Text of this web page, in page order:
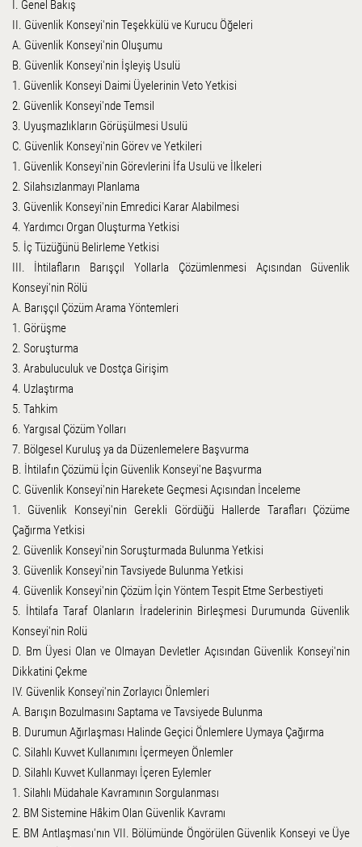
I. Genel Bakış
II. Güvenlik Konseyi'nin Teşekkülü ve Kurucu Öğeleri
A. Güvenlik Konseyi'nin Oluşumu
B. Güvenlik Konseyi'nin İşleyiş Usulü
1. Güvenlik Konseyi Daimi Üyelerinin Veto Yetkisi
2. Güvenlik Konseyi'nde Temsil
3. Uyuşmazlıkların Görüşülmesi Usulü
C. Güvenlik Konseyi'nin Görev ve Yetkileri
1. Güvenlik Konseyi'nin Görevlerini İfa Usulü ve İlkeleri
2. Silahsızlanmayı Planlama
3. Güvenlik Konseyi'nin Emredici Karar Alabilmesi
4. Yardımcı Organ Oluşturma Yetkisi
5. İç Tüzüğünü Belirleme Yetkisi
III. İhtilafların Barışçıl Yollarla Çözümlenmesi Açısından Güvenlik
Konseyi'nin Rölü
A. Barışçıl Çözüm Arama Yöntemleri
1. Görüşme
2. Soruşturma
3. Arabuluculuk ve Dostça Girişim
4. Uzlaştırma
5. Tahkim
6. Yargısal Çözüm Yolları
7. Bölgesel Kuruluş ya da Düzenlemelere Başvurma
B. İhtilafın Çözümü İçin Güvenlik Konseyi'ne Başvurma
C. Güvenlik Konseyi'nin Harekete Geçmesi Açısından İnceleme
1. Güvenlik Konseyi'nin Gerekli Gördüğü Hallerde Tarafları Çözüme
Çağırma Yetkisi
2. Güvenlik Konseyi'nin Soruşturmada Bulunma Yetkisi
3. Güvenlik Konseyi'nin Tavsiyede Bulunma Yetkisi
4. Güvenlik Konseyi'nin Çözüm İçin Yöntem Tespit Etme Serbestiyeti
5. İhtilafa Taraf Olanların İradelerinin Birleşmesi Durumunda Güvenlik
Konseyi'nin Rolü
D. Bm Üyesi Olan ve Olmayan Devletler Açısından Güvenlik Konseyi'nin
Dikkatini Çekme
IV. Güvenlik Konseyi'nin Zorlayıcı Önlemleri
A. Barışın Bozulmasını Saptama ve Tavsiyede Bulunma
B. Durumun Ağırlaşması Halinde Geçici Önlemlere Uymaya Çağırma
C. Silahlı Kuvvet Kullanımını İçermeyen Önlemler
D. Silahlı Kuvvet Kullanmayı İçeren Eylemler
1. Silahlı Müdahale Kavramının Sorgulanması
2. BM Sistemine Hâkim Olan Güvenlik Kavramı
E. BM Antlaşması'nın VII. Bölümünde Öngörülen Güvenlik Konseyi ve Üye